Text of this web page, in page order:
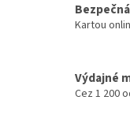
Kartou
Výdajné
Cez 1 200